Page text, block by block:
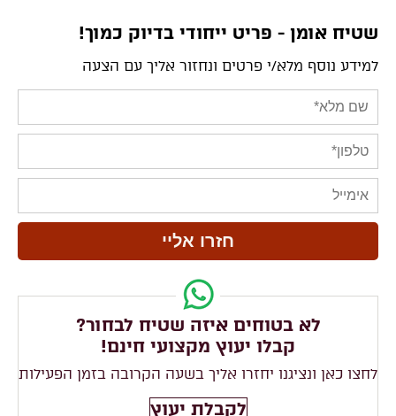
שטיח אומן - פריט ייחודי בדיוק כמוך!
למידע נוסף מלא/י פרטים ונחזור אליך עם הצעה
לא בטוחים איזה שטיח לבחור?
קבלו יעוץ מקצועי חינם!
לחצו כאן ונציגנו יחזרו אליך בשעה הקרובה בזמן הפעילות
לקבלת יעוץ